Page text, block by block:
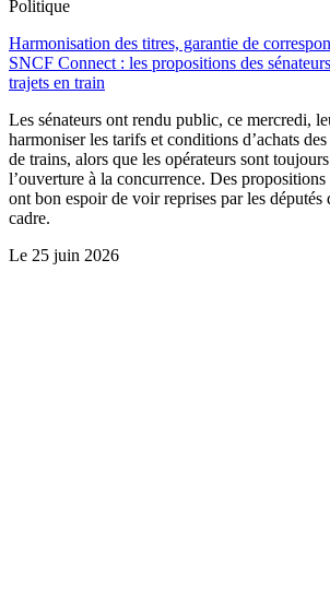
Politique
Harmonisation des titres, garantie de
SNCF Connect : les propositions des
trajets en train
Les sénateurs ont rendu public, ce mercredi,
harmoniser les tarifs et conditions d’achats
de trains, alors que les opérateurs sont
l’ouverture à la concurrence. Des
ont bon espoir de voir reprises par les
cadre.
Le 25 juin 2026